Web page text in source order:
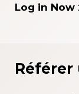
Log in Now